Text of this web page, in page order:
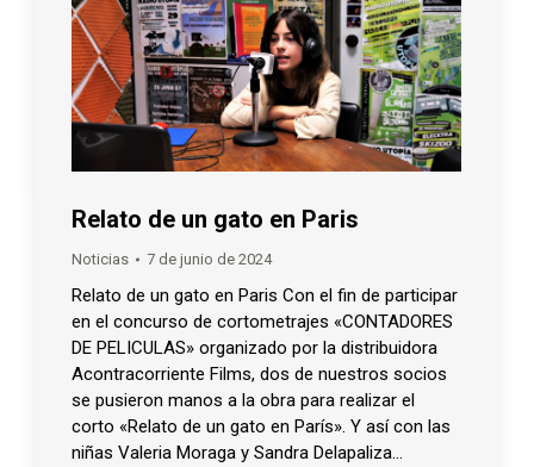
Relato de un gato en Paris
Noticias 7 de junio de 2024
Relato de un gato en Paris Con el fin de participar
en el concurso de cortometrajes «CONTADORES
DE PELICULAS» organizado por la distribuidora
Acontracorriente Films, dos de nuestros socios
se pusieron manos a la obra para realizar el
corto «Relato de un gato en París». Y así con las
niñas Valeria Moraga y Sandra Delapaliza…